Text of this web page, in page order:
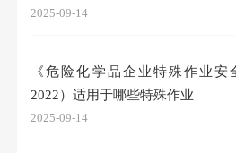
2025-09-14
《危险化学品企业特殊作业安
2022）适用于哪些特殊作业
2025-09-14